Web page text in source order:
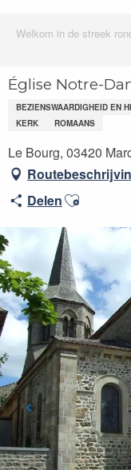
Welkom in de streek
Église Notre-
BEZIENSWAARDIGHEID EN
KERK
ROMAANS
Le Bourg, 03420
DelenAjouter aux